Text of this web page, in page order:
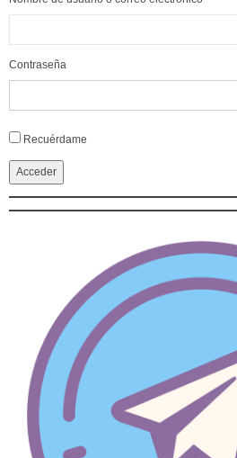
Contraseña
Alternative:
Recuérdame
Acceder